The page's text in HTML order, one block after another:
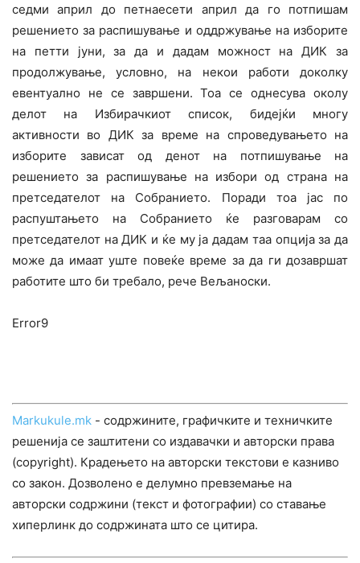
седми април до петнаесети април да го потпишам
решението за распишување и оддржување на изборите
на петти јуни, за да и дадам можност на ДИК за
продолжување, условно, на некои работи доколку
евентуално не се завршени. Тоа се однесува околу
делот на Избирачкиот список, бидејќи многу
активности во ДИК за време на спроведувањето на
изборите зависат од денот на потпишување на
решението за распишување на избори од страна на
претседателот на Собранието. Поради тоа јас по
распуштањето на Собранието ќе разговарам со
претседателот на ДИК и ќе му ја дадам таа опција за да
може да имаат уште повеќе време за да ги дозавршат
работите што би требало, рече Вељаноски.
Error9
Markukule.mk - содржините, графичките и техничките
решенија се заштитени со издавачки и авторски права
(copyright). Крадењето на авторски текстови е казниво
со закон. Дозволено е делумно превземање на
авторски содржини (текст и фотографии) со ставање
хиперлинк до содржината што се цитира.